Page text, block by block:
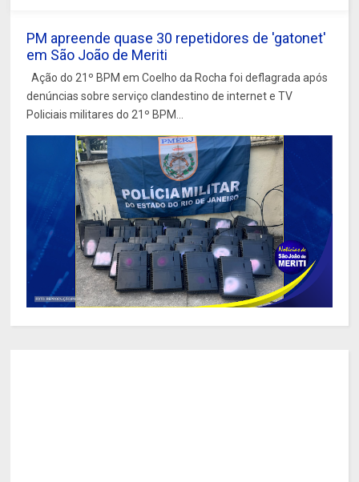
PM apreende quase 30 repetidores de 'gatonet'
em São João de Meriti
Ação do 21º BPM em Coelho da Rocha foi deflagrada após
denúncias sobre serviço clandestino de internet e TV
Policiais militares do 21º BPM...